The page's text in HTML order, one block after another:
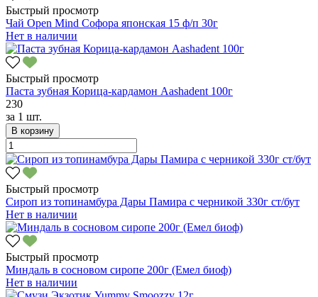
Быстрый просмотр
Чай Open Mind Софора японская 15 ф/п 30г
Нет в наличии
Быстрый просмотр
Паста зубная Корица-кардамон Aashadent 100г
230
за 1 шт.
В корзину
Быстрый просмотр
Сироп из топинамбура Дары Памира с черникой 330г ст/бут
Нет в наличии
Быстрый просмотр
Миндаль в сосновом сиропе 200г (Емел биоф)
Нет в наличии